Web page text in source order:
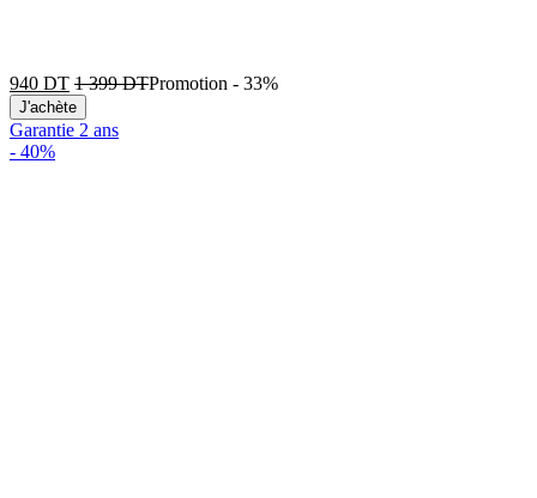
940 DT 1 399DTPromotion - 33%
J'achète
Garantie 2 ans
- 40%